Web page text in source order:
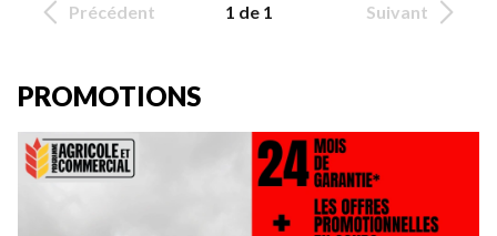
Précédent 1 de 1 Suivant
PROMOTIONS